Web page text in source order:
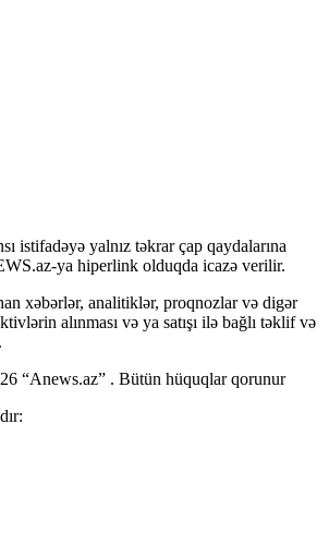
istifadəyə yalnız təkrar çap qaydalarına
ya hiperlink olduqda icazə verilir.
xəbərlər, analitiklər, proqnozlar və digər
alınması və ya satışı ilə bağlı təklif və
“Anews.az” . Bütün hüquqlar qorunur